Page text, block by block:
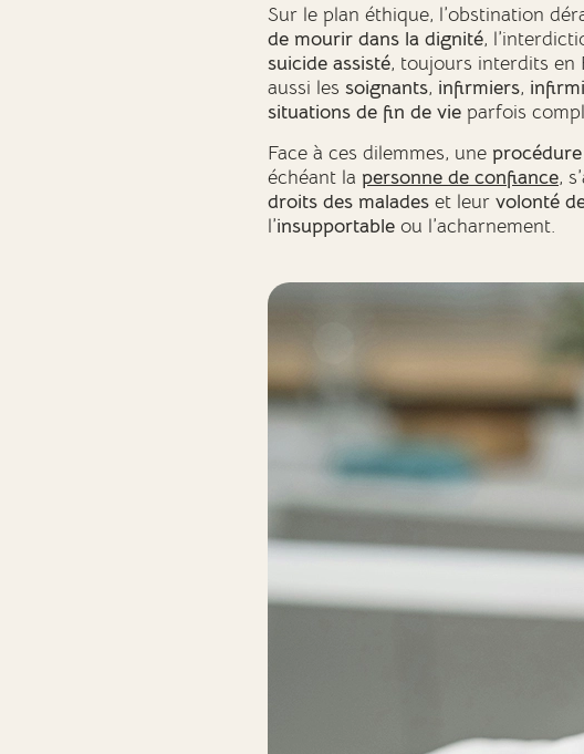
Sur le plan éthique, l’obstination
de mourir dans la dignité,
suicide assisté, toujours interdits en
aussi les soignants, infirmiers,
situations de fin de vie parfois
Face à ces dilemmes, une
échéant la personne de confiance,
droits des malades et leur volonté
l’insupportable ou l’acharnement.